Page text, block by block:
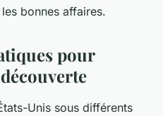
bonnes affaires.
pour
Unis sous différents